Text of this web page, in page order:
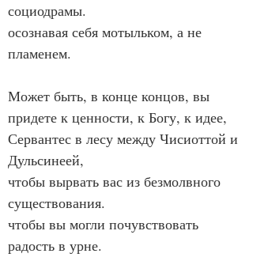
социодрамы.
осознавая себя мотыльком, а не
пламенем.
Может быть, в конце концов, вы
придете к ценности, к Богу, к идее,
Сервантес в лесу между Чисиоттой и
Дульсинеей,
чтобы вырвать вас из безмолвного
существования.
чтобы вы могли почувствовать
радость в урне.